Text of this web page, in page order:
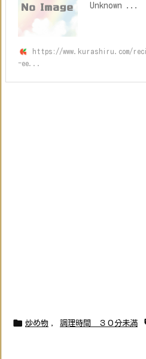
Unknown ...
https://www.kurashiru.com/
-ee...
 炒め物 , 調理時間 ３０分未満